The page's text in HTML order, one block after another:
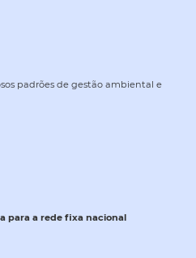
padrões de gestão ambiental e
para a rede fixa nacional